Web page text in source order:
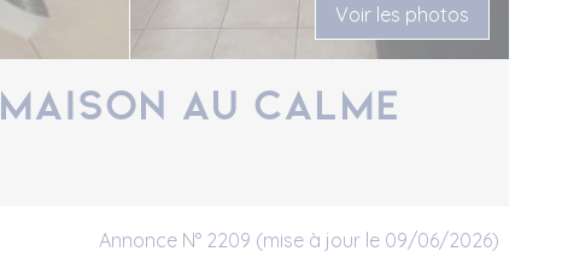
Voir les photos
au calme
Annonce N° 2209 (mise à jour le 09/06/2026)